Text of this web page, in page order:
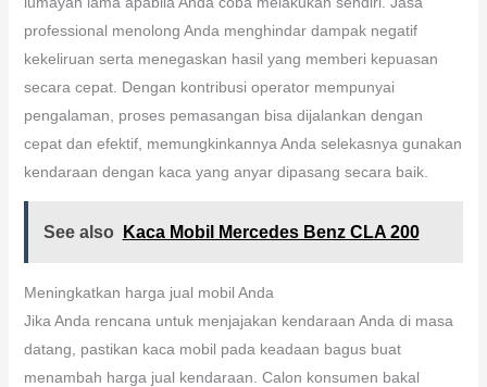
professional menolong Anda menghindar dampak negatif
kekeliruan serta menegaskan hasil yang memberi kepuasan
secara cepat. Dengan kontribusi operator mempunyai
pengalaman, proses pemasangan bisa dijalankan dengan
cepat dan efektif, memungkinkannya Anda selekasnya gunakan
kendaraan dengan kaca yang anyar dipasang secara baik.
See also Kaca Mobil Mercedes Benz CLA 200
Meningkatkan harga jual mobil Anda
Jika Anda rencana untuk menjajakan kendaraan Anda di masa
datang, pastikan kaca mobil pada keadaan bagus buat
menambah harga jual kendaraan. Calon konsumen bakal